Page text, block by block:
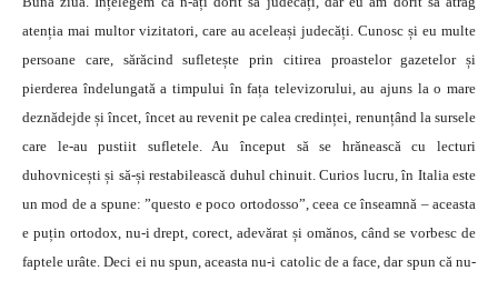
atenția mai multor vizitatori, care au aceleași judecăți. Cunosc și eu multe
persoane care, sărăcind sufletește prin citirea proastelor gazetelor și
pierderea îndelungată a timpului în fața televizorului, au ajuns la o mare
deznădejde și încet, încet au revenit pe calea credinței, renunțând la sursele
care le-au pustiit sufletele. Au început să se hrănească cu lecturi
duhovnicești și să-și restabilească duhul chinuit. Curios lucru, în Italia este
un mod de a spune: ”questo e poco ortodosso”, ceea ce înseamnă – aceasta
e puțin ortodox, nu-i drept, corect, adevărat și omănos, când se vorbesc de
faptele urâte. Deci ei nu spun, aceasta nu-i catolic de a face, dar spun că nu-